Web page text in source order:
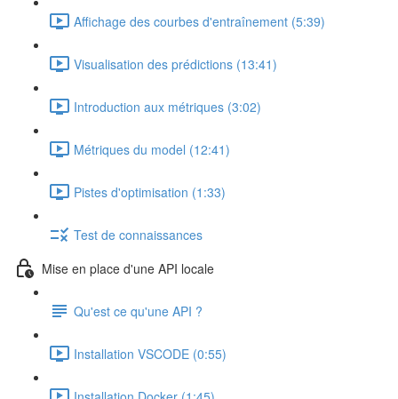
Affichage des courbes d'entraînement (5:39)
Visualisation des prédictions (13:41)
Introduction aux métriques (3:02)
Métriques du model (12:41)
Pistes d'optimisation (1:33)
Test de connaissances
Mise en place d'une API locale
Qu'est ce qu'une API ?
Installation VSCODE (0:55)